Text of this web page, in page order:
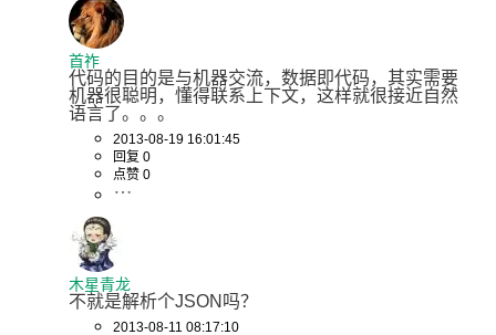
首祚
代码的目的是与机器交流，数据即代码，其实需要
机器很聪明，懂得联系上下文，这样就很接近自然
语言了。。。
2013-08-19 16:01:45
回复 0
点赞 0
木星青龙
不就是解析个JSON吗？
2013-08-11 08:17:10